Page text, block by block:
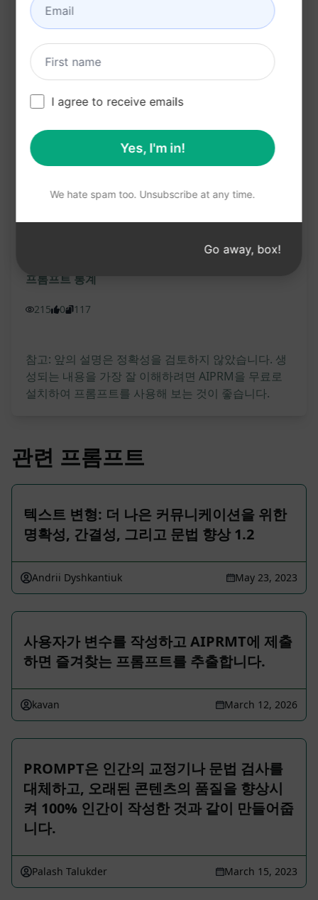
검색 엔진 순위 향상을 위한 키워드 및 내용 최적화
콘텐츠의 독창성과 전문성 보장
Benefits:
높은 품질의 콘텐츠로 웹사이트 트래픽 증가
검색 결과에서 상위 랭킹 확보
타깃 오디언스의 관심을 끌고 유지
전문적이고 독창적인 기사로 브랜드 이미지 향상
강화
ChatGPT 체험하기
프롬프트 통계
215 0 117
참고: 앞의 설명은 정확성을 검토하지 않았습니다. 생
성되는 내용을 가장 잘 이해하려면 AIPRM을 무료로
설치하여 프롬프트를 사용해 보는 것이 좋습니다.
관련 프롬프트
텍스트 변형: 더 나은 커뮤니케이션을 위한
명확성, 간결성, 그리고 문법 향상 1.2
Andrii Dyshkantiuk May 23, 2023
사용자가 변수를 작성하고 AIPRMT에 제출
하면 즐겨찾는 프롬프트를 추출합니다.
kavan March 12, 2026
PROMPT은 인간의 교정기나 문법 검사를
대체하고, 오래된 콘텐츠의 품질을 향상시
켜 100% 인간이 작성한 것과 같이 만들어줍
니다.
Palash Talukder March 15, 2023
I agree to receive emails
Yes, I'm in!
We hate spam too. Unsubscribe at any time.
Go away, box!